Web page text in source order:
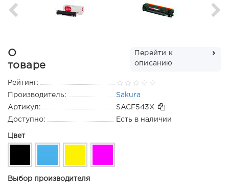
О
товаре
Перейти к
описанию
Рейтинг:
Производитель:
Sakura
Артикул:
SACF543X
Доступно:
Есть в наличии
Цвет
Выбор производителя